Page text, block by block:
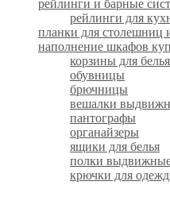
рейлинги и барные
рейлинги для
планки для столешниц
наполнение шкафов
корзины для белья
обувницы
брючницы
вешалки
пантографы
органайзеры
ящики для белья
полки
крючки для